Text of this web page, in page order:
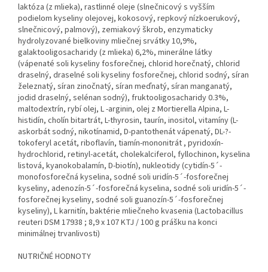
laktóza (z mlieka), rastlinné oleje (slnečnicový s vyšším
podielom kyseliny olejovej, kokosový, repkový nízkoerukový,
slnečnicový, palmový), zemiakový škrob, enzymaticky
hydrolyzované bielkoviny mliečnej srvátky 10,9%,
galaktooligosacharidy (z mlieka) 6,2%, minerálne látky
(vápenaté soli kyseliny fosforečnej, chlorid horečnatý, chlorid
draselný, draselné soli kyseliny fosforečnej, chlorid sodný, síran
železnatý, síran zinočnatý, síran meďnatý, síran manganatý,
jodid draselný, selénan sodný), fruktooligosacharidy 0.3%,
maltodextrín, rybí olej, L -arginin, olej z Mortierella Alpina, L-
histidín, cholín bitartrát, L-thyrosin, taurín, inositol, vitamíny (L-
askorbát sodný, nikotínamid, D-pantothenát vápenatý, DL-?-
tokoferyl acetát, riboflavín, tiamín-mononitrát , pyridoxín-
hydrochlorid, retinyl-acetát, cholekalciferol, fyllochinon, kyselina
listová, kyanokobalamín, D-biotín), nukleotidy (cytidín-5´-
monofosforečná kyselina, sodné soli uridín-5´-fosforečnej
kyseliny, adenozín-5´-fosforečná kyselina, sodné soli uridín-5´-
fosforečnej kyseliny, sodné soli guanozín-5´-fosforečnej
kyseliny), L karnitín, baktérie mliečneho kvasenia (Lactobacillus
reuteri DSM 17938 ; 8,9 x 107 KTJ / 100 g prášku na konci
minimálnej trvanlivosti)
NUTRIČNÉ HODNOTY